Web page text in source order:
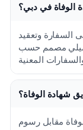
الوفاة في دبي؟
السفارة وتعقيد
مصمم حسب
شهادة الوفاة؟
مقابل رسوم